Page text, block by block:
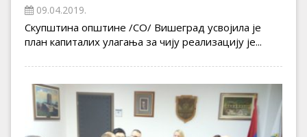
09.04.2019.
Скупштина општине /СО/ Вишеград усвојила је
план капиталих улагања за чију реализацију је...